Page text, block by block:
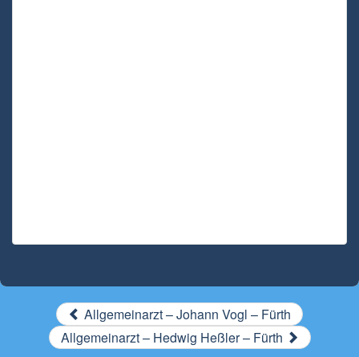
Allgemeinarzt – Johann Vogl – Fürth
Allgemeinarzt – Hedwig Heßler – Fürth